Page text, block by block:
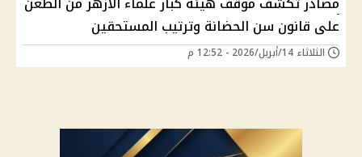
على قانون سن الحضانة وترتيب المستحقين
الثلاثاء 14/أبريل/2026 - 12:52 م